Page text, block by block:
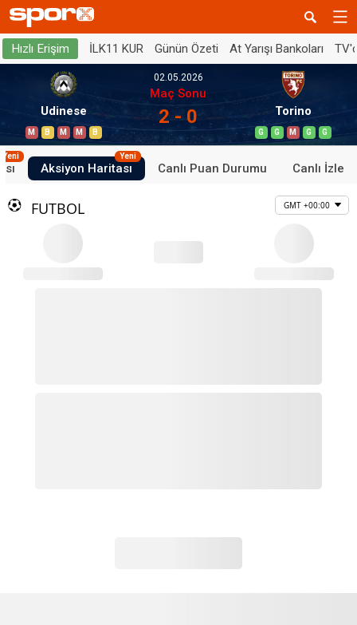
Hızlı Erişim İLK11 KUR Günün Özeti At Yarışı Bankoları
Udinese
M B M M B
02.05.2026
Maç Sonu
2 - 0 Torino
G G M G G
Yeni
Aksiyon Haritası
Yeni
Canlı Puan Durumu Canlı İzle
FUTBOL GMT +00:00